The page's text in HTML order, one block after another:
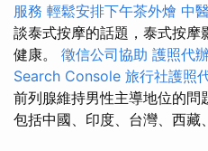
服務 輕鬆安排下午茶外燴 中
談泰式按摩的話題，泰式按摩
健康。 徵信公司協助 護照代
Search Console 旅行社護照
前列腺維持男性主導地位的問
包括中國、印度、台灣、西藏